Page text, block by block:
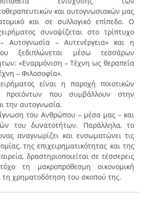
και αυτογνωσιακών μας
και σε συλλογικό επίπεδο. Ο
συνοψίζεται στο τρίπτυχο
Αυτογνωσία – Αυτενέργεια» και η
ξεδιπλώνεται μέσω τεσσάρων
«Εναρμόνιση – Τέχνη ως θεραπεία
– Φιλοσοφία».
είναι η παροχή ποιοτικών
προϊόντων που συμβάλλουν στην
την αυτογνωσία.
του Ανθρώπου – μέσα μας – και
του δυνατοτήτων. Παράλληλα, το
αναγνωρίζει και ενσωματώνει τις
της επιχειρηματικότητας και της
δραστηριοποιείται σε τέσσερεις
τη μακροπρόθεσμη οικονομική
τη χρηματοδότηση του σκοπού της.